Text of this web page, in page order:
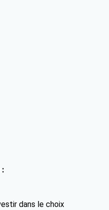
:
dans le choix